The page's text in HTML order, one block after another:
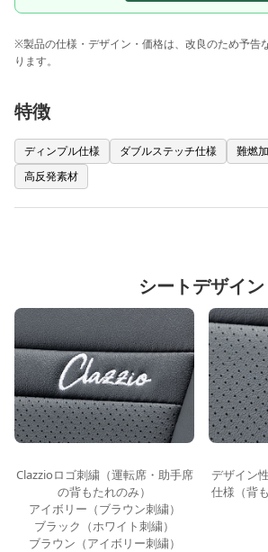
※製品の仕様・デザイン・価格は、改良のため予告
ります。
特徴
ディンプル仕様 ダブルステッチ仕様 難燃
高反発素材
シートデザイン
Clazzioロゴ刺繍（運転席・助手席
の背もたれのみ）
アイボリー（ブラウン刺繍）
ブラック（ホワイト刺繍）
ブラウン（アイボリー刺繍）
デザイン
仕様（背